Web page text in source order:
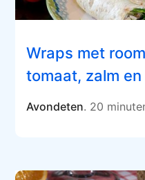
Wraps met
tomaat, zalm
Avondeten. 20